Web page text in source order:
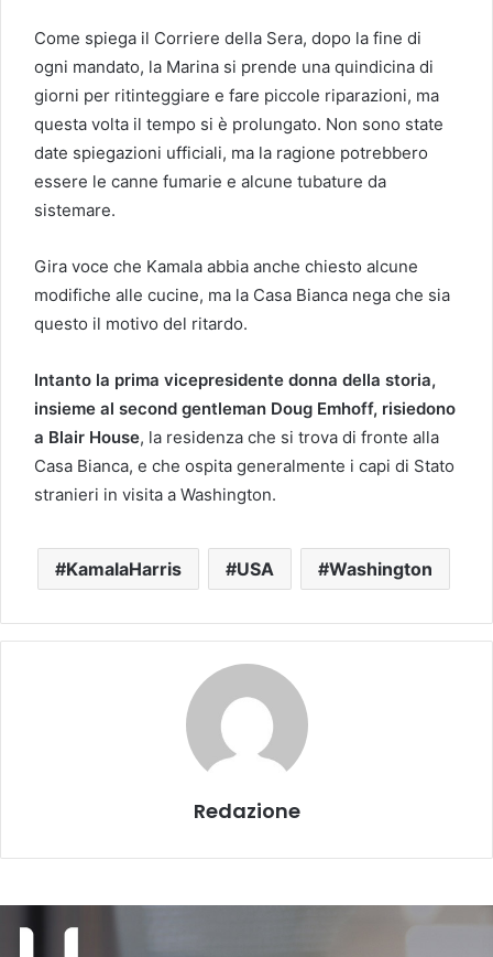
Come spiega il Corriere della Sera, dopo la fine di
ogni mandato, la Marina si prende una quindicina di
giorni per ritinteggiare e fare piccole riparazioni, ma
questa volta il tempo si è prolungato. Non sono state
date spiegazioni ufficiali, ma la ragione potrebbero
essere le canne fumarie e alcune tubature da
sistemare.
Gira voce che Kamala abbia anche chiesto alcune
modifiche alle cucine, ma la Casa Bianca nega che sia
questo il motivo del ritardo.
Intanto la prima vicepresidente donna della storia,
insieme al second gentleman Doug Emhoff, risiedono
a Blair House, la residenza che si trova di fronte alla
Casa Bianca, e che ospita generalmente i capi di Stato
stranieri in visita a Washington.
KamalaHarris USA Washington
Redazione